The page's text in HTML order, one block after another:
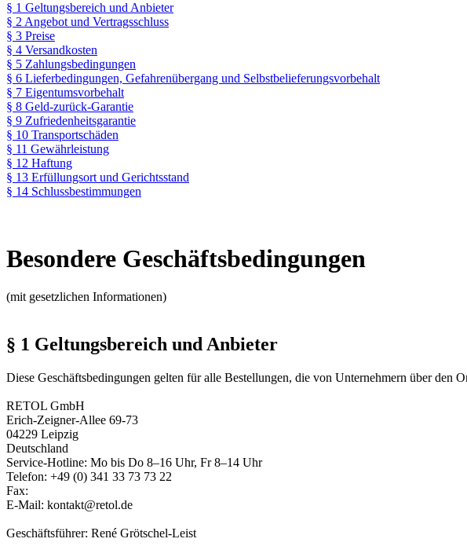
§ 1 Geltungsbereich und Anbieter
§ 2 Angebot und Vertragsschluss
§ 3 Preise
§ 4 Versandkosten
§ 5 Zahlungsbedingungen
§ 6 Lieferbedingungen, Gefahrenübergang und Selbstbelieferungsvorbehalt
§ 7 Eigentumsvorbehalt
§ 8 Geld-zurück-Garantie
§ 9 Zufriedenheitsgarantie
§ 10 Transportschäden
§ 11 Gewährleistung
§ 12 Haftung
§ 13 Erfüllungsort und Gerichtsstand
§ 14 Schlussbestimmungen
Besondere Geschäftsbedingungen
(mit gesetzlichen Informationen)
§ 1 Geltungsbereich und Anbieter
Diese Geschäftsbedingungen gelten für alle Bestellungen, die von Unternehmern über den
RETOL GmbH
Erich-Zeigner-Allee 69-73
04229 Leipzig
Deutschland
Service-Hotline: Mo bis Do 8–16 Uhr, Fr 8–14 Uhr
Telefon: +49 (0) 341 33 73 73 22
Fax:
E-Mail: kontakt@retol.de
Geschäftsführer: René Grötschel-Leist